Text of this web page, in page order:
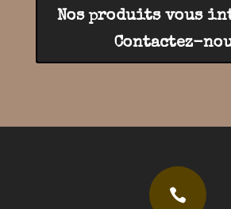
Nos produits vous
Contactez-
